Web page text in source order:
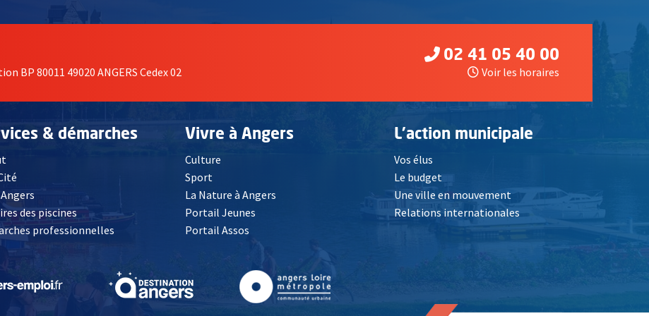
BP 80011 49020 ANGERS Cedex 02
02 41 05 40 00
Voir les horaires
& démarches
, Ouvre une nouvelle fenêtre
des piscines
professionnelles
Vivre à Angers
Culture
Sport
La Nature à Angers
Portail Jeunes
Portail Assos
L'action municipale
Vos élus
Le budget
Une ville en mouvement
Relations internationales
fenêtre , Ouvre une nouvelle fenêtre , Ouvre une nouvelle fenêtre, Ouvre une nouvelle fenêtre